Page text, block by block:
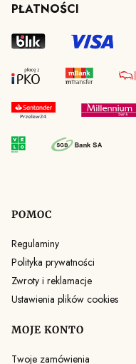
PŁATNOŚCI
Linki w stopce
POMOC
Regulaminy
Polityka prywatności
Zwroty i reklamacje
Ustawienia plików cookies
MOJE KONTO
Twoje zamówienia